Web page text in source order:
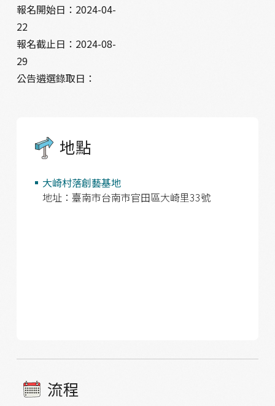
報名開始日： 2024-04-
22
報名截止日： 2024-08-
29
公告遴選錄取日：
地點
大崎村落創藝基地
地址：臺南市台南市官田區大崎里33號
流程